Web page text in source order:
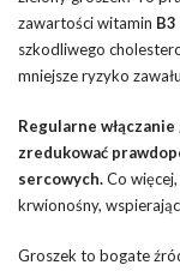
zawartości witamin B3
szkodliwego
mniejsze ryzyko
Regularne
zredukować
sercowych.Co
krwionośny,
Groszek to bogate